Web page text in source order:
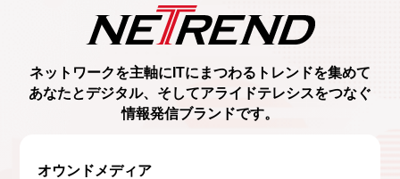
ネットワークを主軸に ITにまつわるトレンドを集めて
あなたとデジタル、 そしてアライドテレシスをつなぐ
情報発信ブランドです。
オウンドメディア